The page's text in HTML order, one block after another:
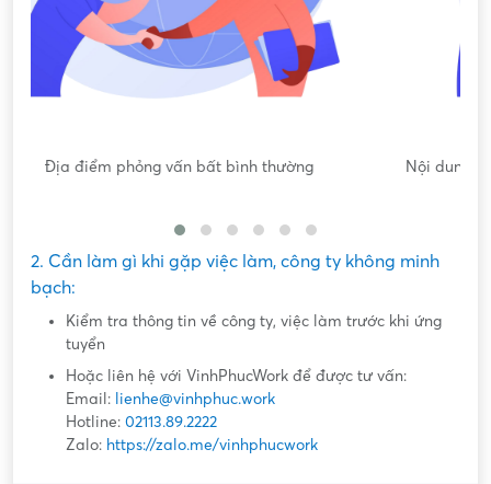
Nội dung mô tả công việc sơ sài, không đồng nhất với công
2. Cần làm gì khi gặp việc làm, công ty không minh
bạch:
Kiểm tra thông tin về công ty, việc làm trước khi ứng
tuyển
Hoặc liên hệ với VinhPhucWork để được tư vấn:
Email: lienhe@vinhphuc.work
Hotline: 02113.89.2222
Zalo: https://zalo.me/vinhphucwork